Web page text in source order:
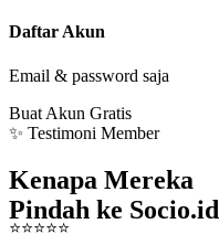
Daftar Akun
Email & password saja
Buat Akun Gratis
✨ Testimoni Member
Kenapa Mereka
Pindah ke Socio.id
⭐⭐⭐⭐⭐